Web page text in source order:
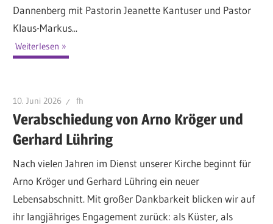
Dannenberg mit Pastorin Jeanette Kantuser und Pastor
Klaus-Markus...
Weiterlesen
10. Juni 2026 fh
Verabschiedung von Arno Kröger und
Gerhard Lühring
Nach vielen Jahren im Dienst unserer Kirche beginnt für
Arno Kröger und Gerhard Lühring ein neuer
Lebensabschnitt. Mit großer Dankbarkeit blicken wir auf
ihr langjähriges Engagement zurück: als Küster, als